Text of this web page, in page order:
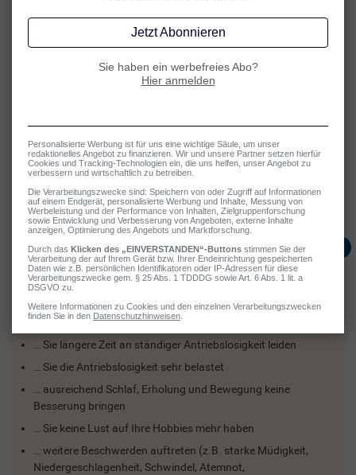
Vollkornprodukten, zweimal pro Woche Fisch sowie ein- bis
zweimal pro Woche Fleisch, Eier oder Wurst.
… Gemüse möglichst frisch zu verarbeiten, zu dünsten und mit
wenig Wasser zuzubereiten. So gehen weniger wertvolle B-
… am besten nicht vollkommen auf tierische Produkte zu
verzichten. Fleisch liefert für den Körper besonders gut
verfügbares Eisen. Und für Vitamin B12 stellen tierische
Produkte wie Fleisch, Eier und Milchprodukte die einzige
relevante Quelle dar.
Antriebslosigkeit
Wann zum Arzt?
Ein Arztbesuch ist ratsam, wenn…
… Sie längere Zeit an ständiger Antriebslosigkeit leiden
… Sie die Antriebslosigkeit sehr belastet
… ausreichend Schlaf, Erholung und Bewegung keine
Besserung bringen
… Sie keine Lust auf Ihre Hobbies mehr haben
… weitere Beschwerden auftreten (z.B. starke Müdigkeit,
Niedergeschlagenheit, Schwindel, Atemnot,